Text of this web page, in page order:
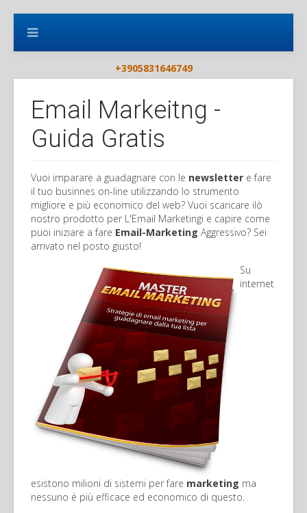
+3905831646749
Email Markeitng -
Guida Gratis
Vuoi imparare a guadagnare con le newsletter e fare
il tuo businnes on-line utilizzando lo strumento
migliore e più economico del web? Vuoi scaricare ilò
nostro prodotto per L'Email Marketingi e capire come
puoi iniziare a fare Email-Marketing Aggressivo? Sei
arrivato nel posto giusto!
Su
internet
esistono milioni di sistemi per fare marketing ma
nessuno è più efficace ed economico di questo.